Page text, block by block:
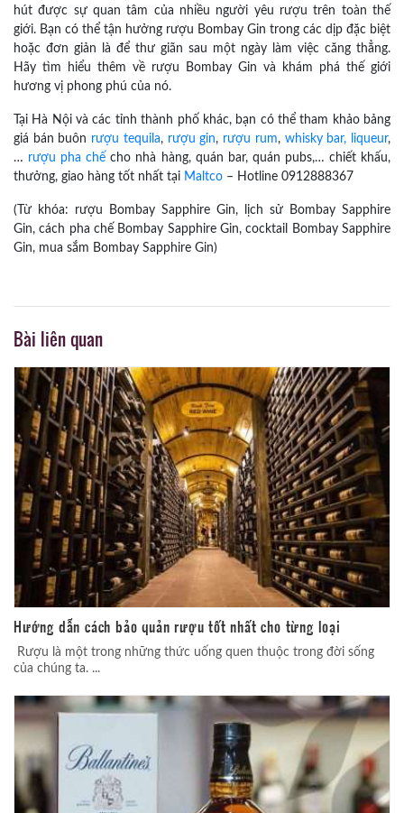
hút được sự quan tâm của nhiều người yêu rượu trên toàn thế
giới. Bạn có thể tận hưởng rượu Bombay Gin trong các dịp đặc biệt
hoặc đơn giản là để thư giãn sau một ngày làm việc căng thẳng.
Hãy tìm hiểu thêm về rượu Bombay Gin và khám phá thế giới
hương vị phong phú của nó.
Tại Hà Nội và các tỉnh thành phố khác, bạn có thể tham khảo bảng
giá bán buôn rượu tequila, rượu gin, rượu rum, whisky bar, liqueur,
… rượu pha chế cho nhà hàng, quán bar, quán pubs,… chiết khấu,
thưởng, giao hàng tốt nhất tại Maltco – Hotline 0912888367
(Từ khóa: rượu Bombay Sapphire Gin, lịch sử Bombay Sapphire
Gin, cách pha chế Bombay Sapphire Gin, cocktail Bombay Sapphire
Gin, mua sắm Bombay Sapphire Gin)
Bài liên quan
Hướng dẫn cách bảo quản rượu tốt nhất cho từng loại
Rượu là một trong những thức uống quen thuộc trong đời sống
của chúng ta. ...